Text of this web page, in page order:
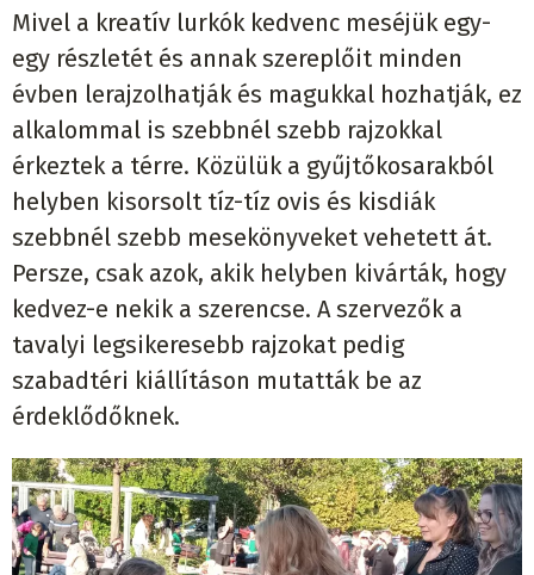
Mivel a kreatív lurkók kedvenc meséjük egy-
egy részletét és annak szereplőit minden
évben lerajzolhatják és magukkal hozhatják, ez
alkalommal is szebbnél szebb rajzokkal
érkeztek a térre. Közülük a gyűjtőkosarakból
helyben kisorsolt tíz-tíz ovis és kisdiák
szebbnél szebb mesekönyveket vehetett át.
Persze, csak azok, akik helyben kivárták, hogy
kedvez-e nekik a szerencse. A szervezők a
tavalyi legsikeresebb rajzokat pedig
szabadtéri kiállításon mutatták be az
érdeklődőknek.